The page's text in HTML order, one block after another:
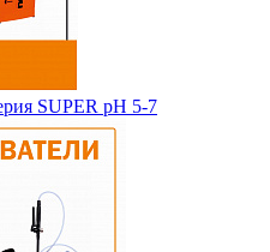
SUPER pH 5-7